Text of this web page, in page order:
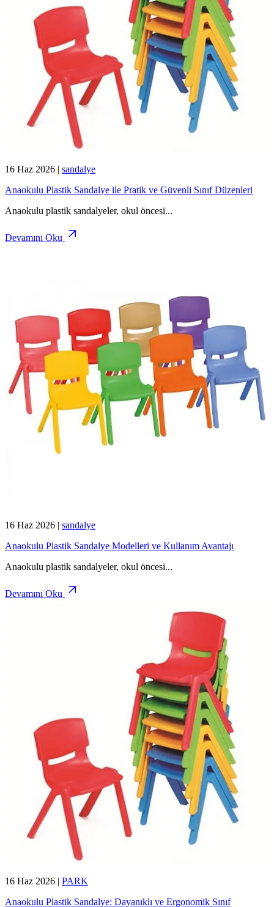
16 Haz 2026 | sandalye
Anaokulu Plastik Sandalye ile Pratik ve Güvenli Sınıf Düzenleri
Anaokulu plastik sandalyeler, okul öncesi...
Devamını Oku
16 Haz 2026 | sandalye
Anaokulu Plastik Sandalye Modelleri ve Kullanım Avantajı
Anaokulu plastik sandalyeler, okul öncesi...
Devamını Oku
16 Haz 2026 | PARK
Anaokulu Plastik Sandalye: Dayanıklı ve Ergonomik Sınıf